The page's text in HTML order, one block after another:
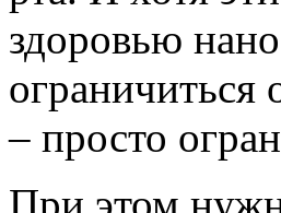
здоровью
ограничиться
– просто
При этом